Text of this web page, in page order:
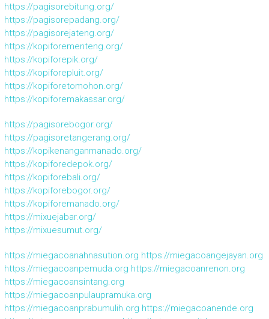
https://pagisorebitung.org/
https://pagisorepadang.org/
https://pagisorejateng.org/
https://kopiforementeng.org/
https://kopiforepik.org/
https://kopiforepluit.org/
https://kopiforetomohon.org/
https://kopiforemakassar.org/
https://pagisorebogor.org/
https://pagisoretangerang.org/
https://kopikenanganmanado.org/
https://kopiforedepok.org/
https://kopiforebali.org/
https://kopiforebogor.org/
https://kopiforemanado.org/
https://mixuejabar.org/
https://mixuesumut.org/
https://miegacoanahnasution.org https://miegacoangejayan.org
https://miegacoanpemuda.org https://miegacoanrenon.org
https://miegacoansintang.org
https://miegacoanpulaupramuka.org
https://miegacoanprabumulih.org https://miegacoanende.org